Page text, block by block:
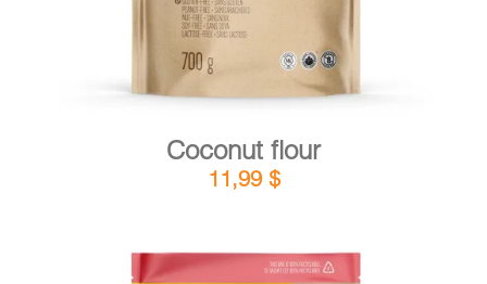
Coconut flour
11,99 $